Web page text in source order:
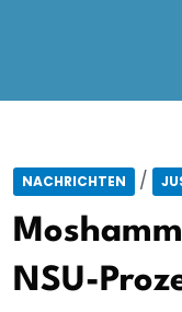
NACHRICHTEN /
NSU-